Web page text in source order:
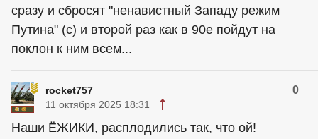
сразу и сбросят "ненавистный Западу режим
Путина" (с) и второй раз как в 90е пойдут на
поклон к ним всем...
rocket757 0
11 октября 2025 18:31
Наши ЁЖИКИ, расплодились так, что ой!